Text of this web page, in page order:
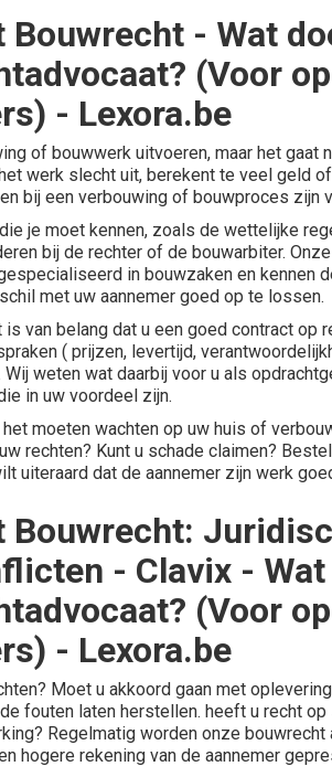
Bouwrecht - Wat
(Voor
- Lexora.be
of bouwwerk uitvoeren, maar het
werk slecht uit, berekent te veel geld
bij een verbouwing of bouwproces zijn
je moet kennen, zoals de wettelijke
bij de rechter of de bouwarbiter.
in bouwzaken en kennen
met uw aannemer goed op te lossen.
is van belang dat u een goed contract op
( prijzen, levertijd,
weten wat daarbij voor u als
in uw voordeel zijn.
moeten wachten op uw huis of
rechten? Kunt u schade claimen?
uiteraard dat de aannemer zijn werk
Bouwrecht:
- Clavix -
(Voor
- Lexora.be
Moet u akkoord gaan met
fouten laten herstellen. heeft u recht
Regelmatig worden onze
hogere rekening van de aannemer